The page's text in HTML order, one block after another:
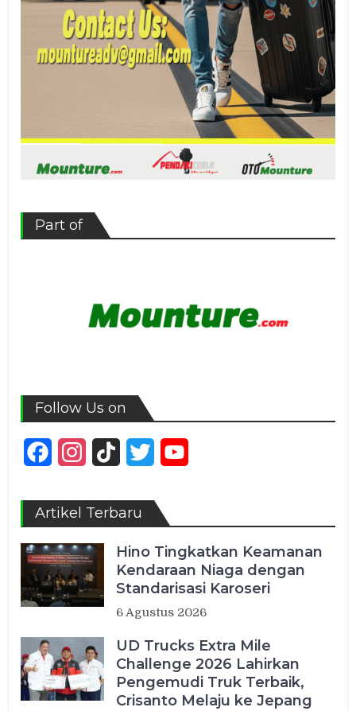
Part of
Follow Us on
FacebookInstagram
TikTok Twitter
Artikel Terbaru
Hino Tingkatkan Keamanan
Kendaraan Niaga dengan
Standarisasi Karoseri
6 Agustus 2026
UD Trucks Extra Mile
Challenge 2026 Lahirkan
Pengemudi Truk Terbaik,
Crisanto Melaju ke Jepang